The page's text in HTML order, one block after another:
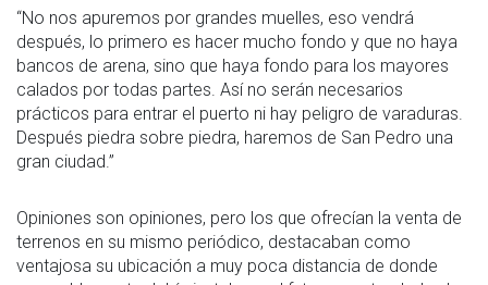
“No nos apuremos por grandes muelles, eso vendrá
después, lo primero es hacer mucho fondo y que no haya
bancos de arena, sino que haya fondo para los mayores
calados por todas partes. Así no serán necesarios
prácticos para entrar el puerto ni hay peligro de varaduras.
Después piedra sobre piedra, haremos de San Pedro una
gran ciudad.”
Opiniones son opiniones, pero los que ofrecían la venta de
terrenos en su mismo periódico, destacaban como
ventajosa su ubicación a muy poca distancia de donde